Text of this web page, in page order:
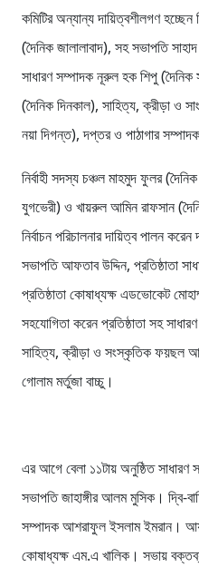
কমিটির অন্যান্য দায়িত্বশীলগণ
(দৈনিক জালালাবাদ), সহ সভাপতি
সাধারণ সম্পাদক নূরুল হক শিপু
(দৈনিক দিনকাল), সাহিত্য, ক্রীড়া ও
নয়া দিগন্ত), দপ্তর ও পাঠাগার
নির্বাহী সদস্য চঞ্চল মাহমুদ ফুলর
যুগভেরী) ও খায়রুল আমিন রাফসান
নির্বাচন পরিচালনার দায়িত্ব পালন
সভাপতি আফতাব উদ্দিন, প্রতিষ্ঠাতা
প্রতিষ্ঠাতা কোষাধ্যক্ষ এডভোকেট
সহযোগিতা করেন প্রতিষ্ঠাতা সহ
সাহিত্য, ক্রীড়া ও সংস্কৃতিক ফয়ছল
গোলাম মর্তুজা বাচ্চু।
এর আগে বেলা ১১টায় অনুষ্ঠিত
সভাপতি জাহাঙ্গীর আলম মুসিক। দ্বি-
সম্পাদক আশরাফুল ইসলাম ইমরান।
কোষাধ্যক্ষ এম.এ খালিক। সভায়